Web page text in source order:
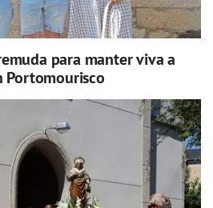
para manter viva a
Portomourisco